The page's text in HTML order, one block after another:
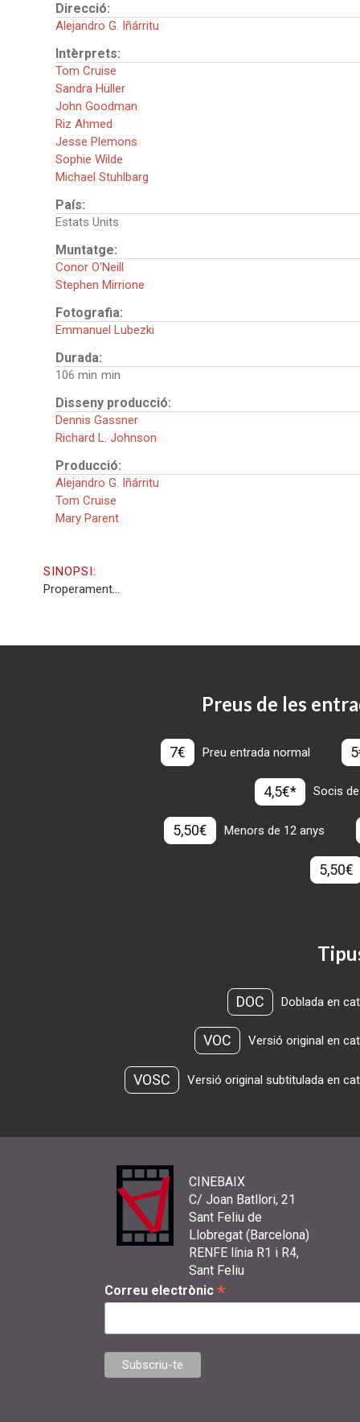
Direcció:
Alejandro G. Iñárritu
Intèrprets:
Tom Cruise
Sandra Hüller
John Goodman
Riz Ahmed
Jesse Plemons
Sophie Wilde
Michael Stuhlbarg
País:
Estats Units
Muntatge:
Conor O'Neill
Stephen Mirrione
Fotografia:
Emmanuel Lubezki
Durada:
106 min
Disseny producció:
Dennis Gassner
Richard L. Johnson
Producció:
Alejandro G. Iñárritu
Tom Cruise
Mary Parent
SINOPSI:
Properament...
Preus de les
7€ Preu entrada normal
4,5€* Socis
5,50€ Menors de 12 anys
5,50€
DOC Doblada en
VOC Versió original en
VOSC Versió original subtitulada en
CINEBAIX
C/ Joan Batllori, 21
Sant Feliu de
Llobregat (Barcelona)
RENFE línia R1 i R4,
Sant Feliu
Correu electrònic *